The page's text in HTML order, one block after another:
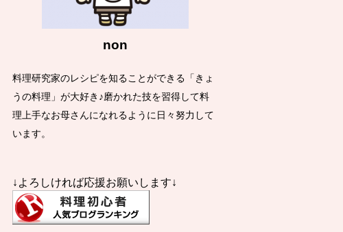
non
料理研究家のレシピを知ることができる「きょ
うの料理」が大好き♪磨かれた技を習得して料
理上手なお母さんになれるように日々努力して
います。
↓よろしければ応援お願いします↓